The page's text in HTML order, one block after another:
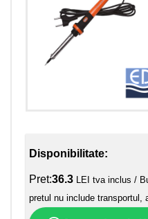
Disponibilitate:
Pret:36.3 LEI tva inclus /
pretul nu include transportul,